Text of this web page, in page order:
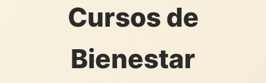
Cursos de
Bienestar